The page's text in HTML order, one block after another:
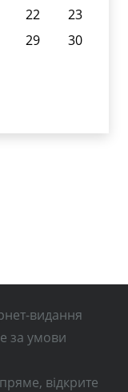
22
23
29
30
видання
за умови
відкрите